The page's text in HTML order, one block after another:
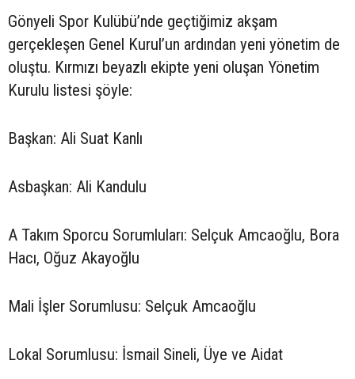
Gönyeli Spor Kulübü’nde geçtiğimiz akşam
gerçekleşen Genel Kurul’un ardından yeni yönetim de
oluştu. Kırmızı beyazlı ekipte yeni oluşan Yönetim
Kurulu listesi şöyle:
Başkan: Ali Suat Kanlı
Asbaşkan: Ali Kandulu
A Takım Sporcu Sorumluları: Selçuk Amcaoğlu, Bora
Hacı, Oğuz Akayoğlu
Mali İşler Sorumlusu: Selçuk Amcaoğlu
Lokal Sorumlusu: İsmail Sineli, Üye ve Aidat